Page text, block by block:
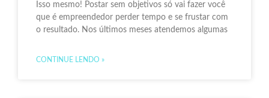
Isso mesmo! Postar sem objetivos só vai fazer você
que é empreendedor perder tempo e se frustar com
o resultado. Nos últimos meses atendemos algumas
CONTINUE LENDO »